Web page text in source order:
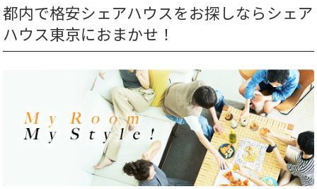
都内で格安シェアハウスをお探しならシェア
ハウス東京におまかせ！